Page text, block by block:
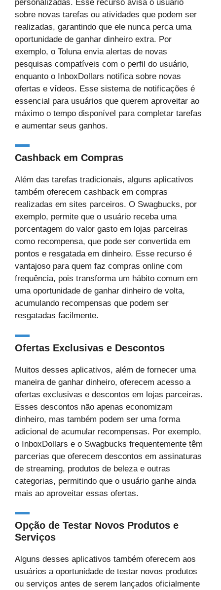
personalizadas. Esse recurso avisa o usuário
sobre novas tarefas ou atividades que podem ser
realizadas, garantindo que ele nunca perca uma
oportunidade de ganhar dinheiro extra. Por
exemplo, o Toluna envia alertas de novas
pesquisas compatíveis com o perfil do usuário,
enquanto o InboxDollars notifica sobre novas
ofertas e vídeos. Esse sistema de notificações é
essencial para usuários que querem aproveitar ao
máximo o tempo disponível para completar tarefas
e aumentar seus ganhos.
Cashback em Compras
Além das tarefas tradicionais, alguns aplicativos
também oferecem cashback em compras
realizadas em sites parceiros. O Swagbucks, por
exemplo, permite que o usuário receba uma
porcentagem do valor gasto em lojas parceiras
como recompensa, que pode ser convertida em
pontos e resgatada em dinheiro. Esse recurso é
vantajoso para quem faz compras online com
frequência, pois transforma um hábito comum em
uma oportunidade de ganhar dinheiro de volta,
acumulando recompensas que podem ser
resgatadas facilmente.
Ofertas Exclusivas e Descontos
Muitos desses aplicativos, além de fornecer uma
maneira de ganhar dinheiro, oferecem acesso a
ofertas exclusivas e descontos em lojas parceiras.
Esses descontos não apenas economizam
dinheiro, mas também podem ser uma forma
adicional de acumular recompensas. Por exemplo,
o InboxDollars e o Swagbucks frequentemente têm
parcerias que oferecem descontos em assinaturas
de streaming, produtos de beleza e outras
categorias, permitindo que o usuário ganhe ainda
mais ao aproveitar essas ofertas.
Opção de Testar Novos Produtos e
Serviços
Alguns desses aplicativos também oferecem aos
usuários a oportunidade de testar novos produtos
ou serviços antes de serem lançados oficialmente